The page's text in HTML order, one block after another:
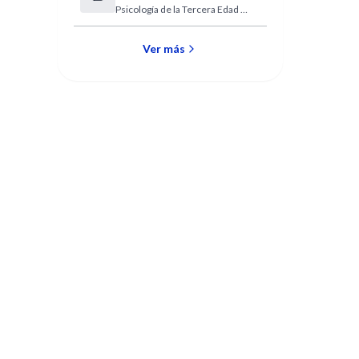
Edad y Vejez
Psicología de la Tercera Edad y
Ver más